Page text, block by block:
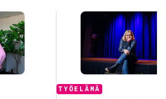
Categories:
TYÖELÄMÄ